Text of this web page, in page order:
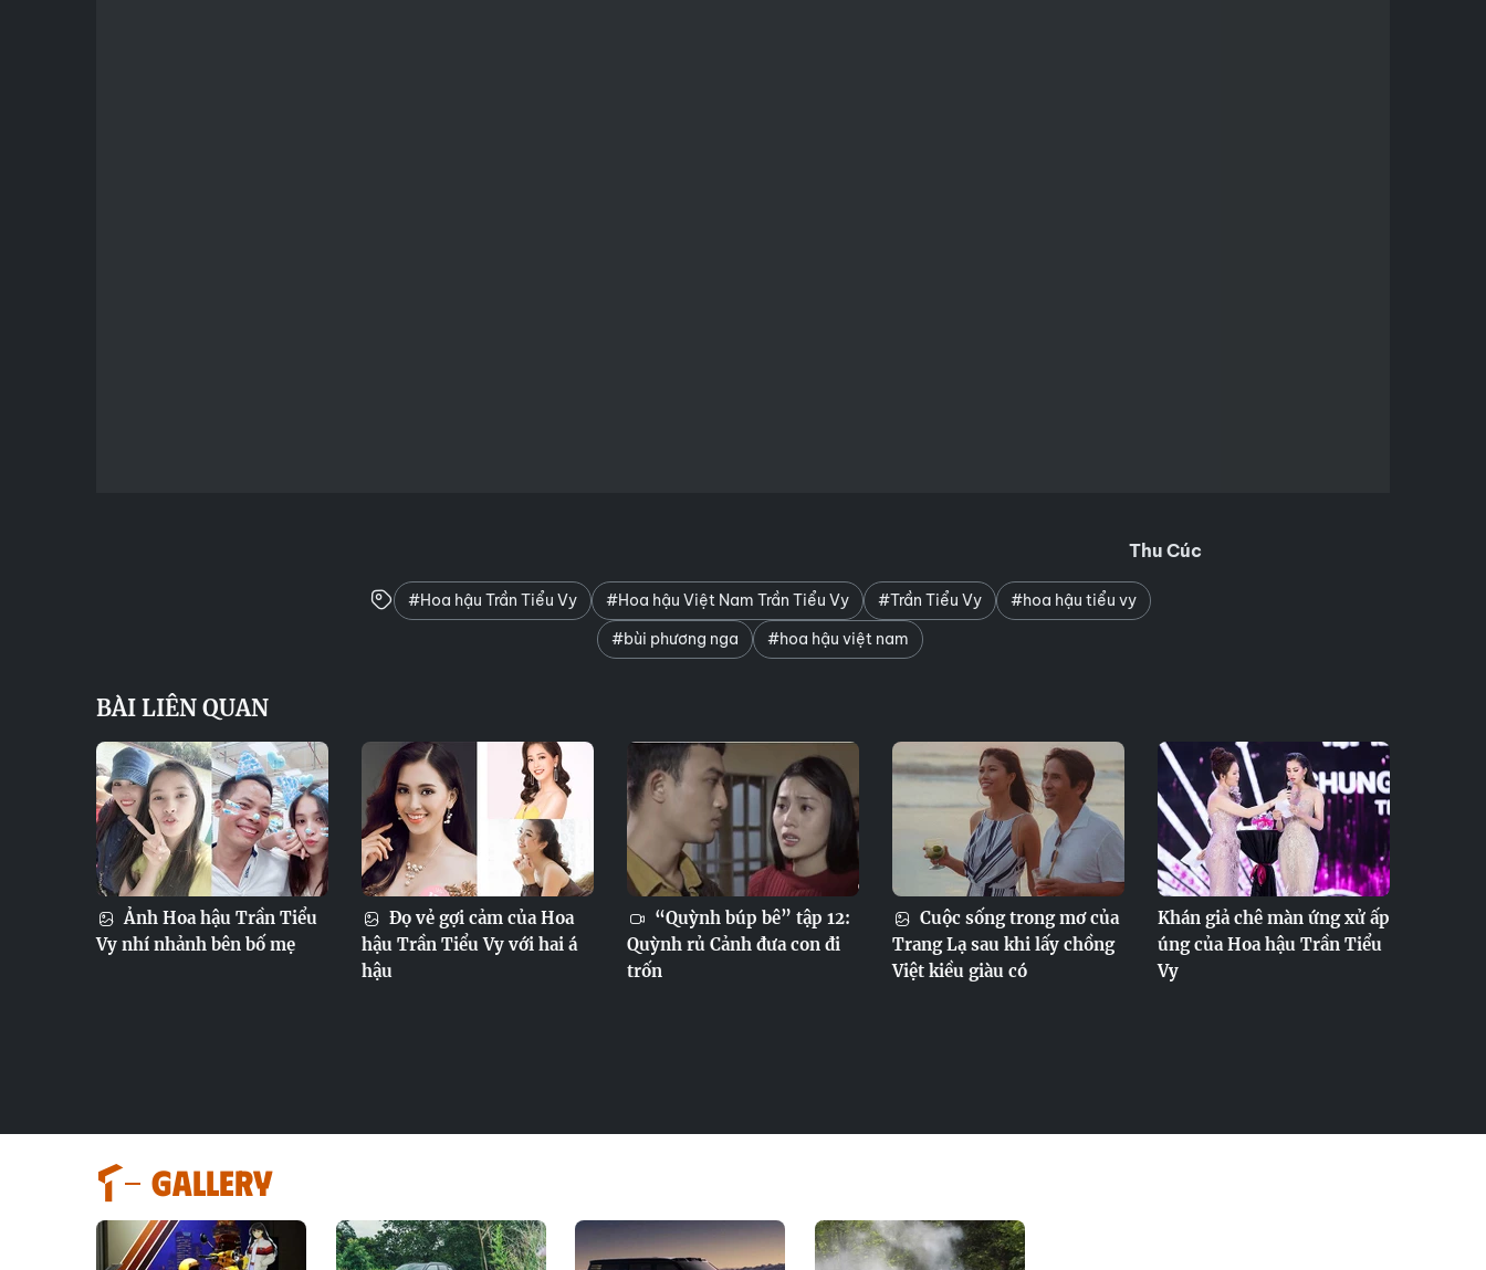
Thu Cúc
#Hoa hậu Trần Tiểu Vy #Hoa hậu Việt Nam Trần Tiểu Vy #Trần Tiểu Vy
#hoa hậu tiểu vy
#bùi phương nga
#hoa hậu việt nam
BÀI LIÊN QUAN
Ảnh Hoa hậu Trần Tiểu
Vy nhí nhảnh bên bố mẹ
Đọ vẻ gợi cảm của Hoa
hậu Trần Tiểu Vy với hai á
hậu
“Quỳnh búp bê” tập 12:
Quỳnh rủ Cảnh đưa con đi
trốn
Cuộc sống trong mơ của
Trang Lạ sau khi lấy chồng
Việt kiều giàu có
Khán giả chê màn ứng xử ấp
úng của Hoa hậu Trần Tiểu
Vy
GALLERY